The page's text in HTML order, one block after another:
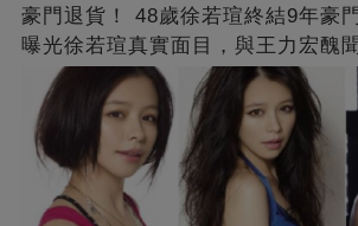
豪門退貨！ 48歲徐若瑄終結9年豪
曝光徐若瑄真實面目，與王力宏醜
來李靚蕾說的都是真的 ！